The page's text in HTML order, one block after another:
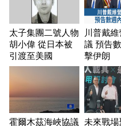
太子集團二號人物
胡小偉 從日本被
引渡至美國
川普戴
議 預告
擊伊朗
霍爾木茲海峽協議
未來戰